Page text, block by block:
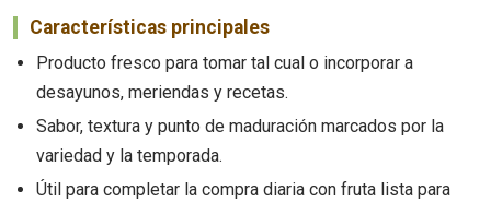
Características principales
Producto fresco para tomar tal cual o incorporar a
desayunos, meriendas y recetas.
Sabor, textura y punto de maduración marcados por la
variedad y la temporada.
Útil para completar la compra diaria con fruta lista para